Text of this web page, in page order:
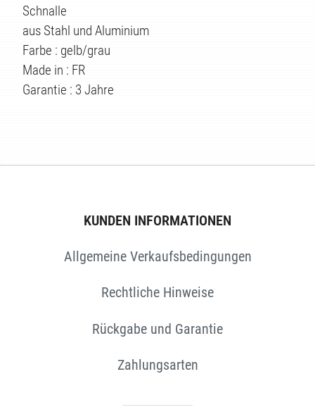
Schnalle
aus Stahl und Aluminium
Farbe : gelb/grau
Made in : FR
Garantie : 3 Jahre
KUNDEN INFORMATIONEN
Allgemeine Verkaufsbedingungen
Rechtliche Hinweise
Rückgabe und Garantie
Zahlungsarten